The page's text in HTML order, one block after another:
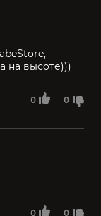
0 0
на высоте)))
0 0